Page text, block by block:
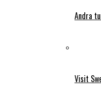
Andra
Visit